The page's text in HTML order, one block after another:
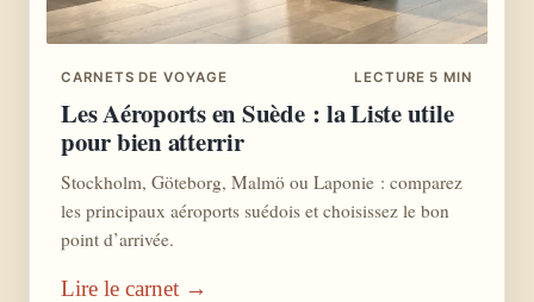
CARNETS DE VOYAGE LECTURE 5 MIN
Les Aéroports en Suède : la Liste utile
pour bien atterrir
Stockholm, Göteborg, Malmö ou Laponie : comparez
les principaux aéroports suédois et choisissez le bon
point d’arrivée.
Lire le carnet →